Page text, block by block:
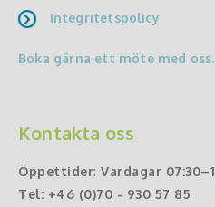
Integritetspolicy
Boka gärna ett möte med oss.
Kontakta oss
Öppettider: Vardagar
Tel: +46 (0)70 - 930 57 85